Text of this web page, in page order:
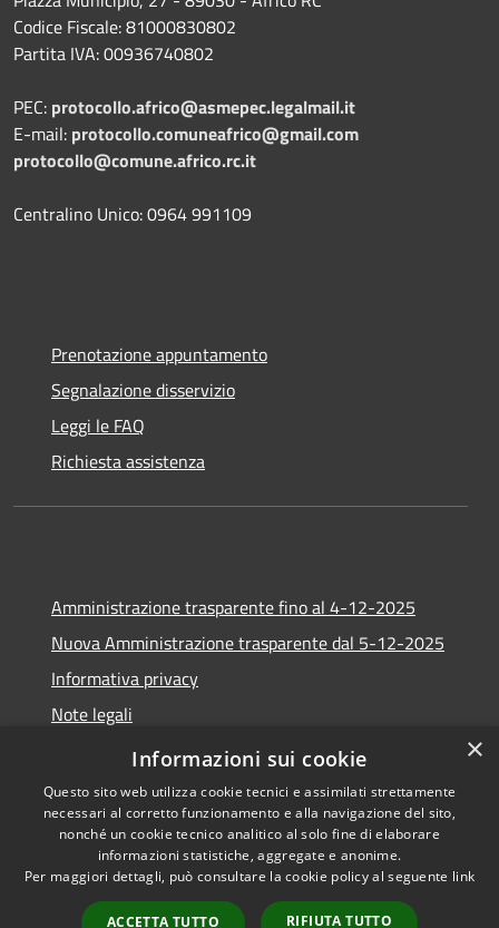
Codice Fiscale: 81000830802
Partita IVA: 00936740802
PEC: protocollo.africo@asmepec.legalmail.it
E-mail: protocollo.comuneafrico@gmail.com
protocollo@comune.africo.rc.it
Centralino Unico: 0964 991109
Prenotazione appuntamento
Segnalazione disservizio
Leggi le FAQ
Richiesta assistenza
Amministrazione trasparente fino al 4-12-2025
Nuova Amministrazione trasparente dal 5-12-2025
Informativa privacy
Note legali
Dichiarazione di accessibilità
Accessibilità
Copyright © 2026 • Comune di
Africo • Powered by
Municipium• Accesso
×
Informazioni sui cookie
Questo sito web utilizza cookie tecnici e assimilati strettamente
necessari al corretto funzionamento e alla navigazione del sito,
nonché un cookie tecnico analitico al solo fine di elaborare
informazioni statistiche, aggregate e anonime.
Per maggiori dettagli, può consultare la cookie policy al seguente link
ACCETTA TUTTO RIFIUTA TUTTO